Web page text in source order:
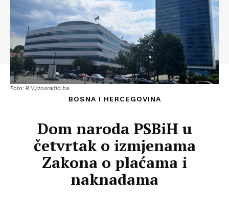
Foto: R.V./zosradio.ba
BOSNA I HERCEGOVINA
Dom naroda PSBiH u
četvrtak o izmjenama
Zakona o plaćama i
naknadama